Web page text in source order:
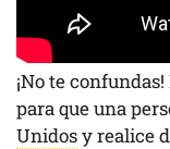
¡No te
para que una
Unidosy realice